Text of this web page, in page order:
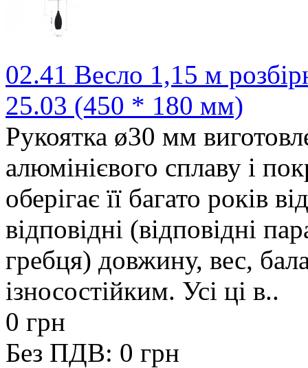
02.41 Весло 1,15 м
25.03 (450 * 180 мм)
Рукоятка ø30 мм
алюмінієвого сплаву і
оберігає її багато років
відповідні (відповідні
гребця) довжину, вес,
ізносостійким. Усі ці в..
0 грн
Без ПДВ: 0 грн